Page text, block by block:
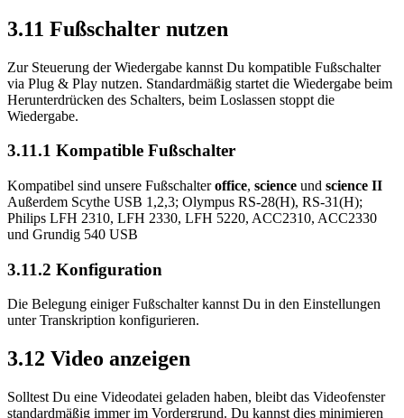
3.11 Fußschalter nutzen
Zur Steuerung der Wiedergabe kannst Du kompatible Fußschalter
via Plug & Play nutzen. Standardmäßig startet die Wiedergabe beim
Herunterdrücken des Schalters, beim Loslassen stoppt die
Wiedergabe.
3.11.1 Kompatible Fußschalter
Kompatibel sind unsere Fußschalteroffice, science und science II
Außerdem Scythe USB 1,2,3; Olympus RS-28(H), RS-31(H);
Philips LFH 2310, LFH 2330, LFH 5220, ACC2310, ACC2330
und Grundig 540 USB
3.11.2 Konfiguration
Die Belegung einiger Fußschalter kannst Du in den Einstellungen
unter Transkription konfigurieren.
3.12 Video anzeigen
Solltest Du eine Videodatei geladen haben, bleibt das Videofenster
standardmäßig immer im Vordergrund. Du kannst dies minimieren